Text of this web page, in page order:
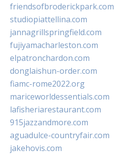
friendsofbroderickpark.com
studiopiattellina.com
jannagrillspringfield.com
fujiyamacharleston.com
elpatronchardon.com
donglaishun-order.com
fiamc-rome2022.org
mariceworldessentials.com
lafisheriarestaurant.com
915jazzandmore.com
aguadulce-countryfair.com
jakehovis.com